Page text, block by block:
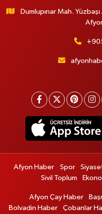
Dumlupınar Mah.
Afyon Haber Spor
Sivil Toplum
Afyon Çay Haber
Bolvadin Haber
Çobanlar